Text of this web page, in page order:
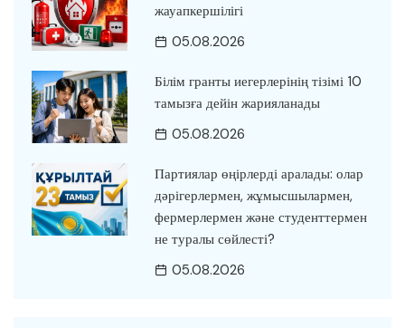
жауапкершілігі
05.08.2026
Білім гранты иегерлерінің тізімі 10
тамызға дейін жарияланады
05.08.2026
Партиялар өңірлерді аралады: олар
дәрігерлермен, жұмысшылармен,
фермерлермен және студенттермен
не туралы сөйлесті?
05.08.2026